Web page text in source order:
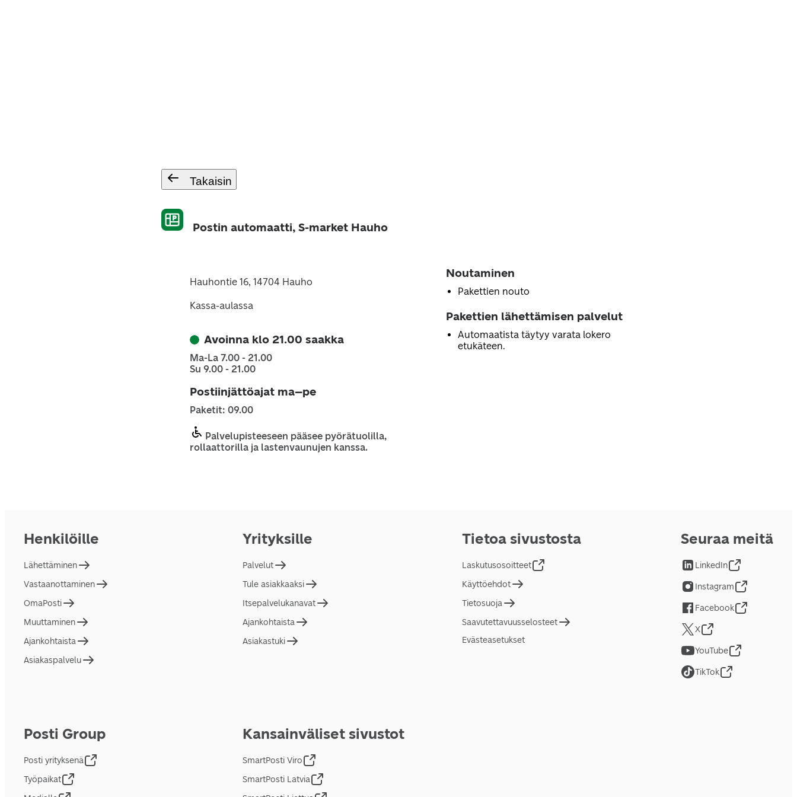
Takaisin
Postin automaatti, S-market Hauho
Hauhontie 16, 14704 Hauho
Kassa-aulassa
Avoinna klo 21.00 saakka
Ma-La 7.00 - 21.00
Su 9.00 - 21.00
Postiinjättöajat ma–pe
Paketit: 09.00
Palvelupisteeseen pääsee pyörätuolilla,
rollaattorilla ja lastenvaunujen kanssa.
Noutaminen
Pakettien nouto
Pakettien lähettämisen palvelut
Automaatista täytyy varata lokero
etukäteen.
Henkilöille
Lähettäminen
Vastaanottaminen
OmaPosti
Muuttaminen
Ajankohtaista
Asiakaspalvelu
Yrityksille
Palvelut
Tule asiakkaaksi
Itsepalvelukanavat
Ajankohtaista
Asiakastuki
Tietoa sivustosta
Laskutusosoitteet
Käyttöehdot
Tietosuoja
Saavutettavuusselosteet
Evästeasetukset
Posti Group
Posti yrityksenä
Työpaikat
Kansainväliset sivustot
SmartPosti Viro
SmartPosti Latvia
Seuraa meitä
LinkedIn
Instagram
Facebook
X
YouTube
TikTok